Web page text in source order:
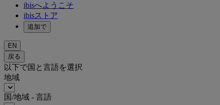
ibisへようこそ
ibisストア
追加で
EN
戻る
以下で国と言語を選択
地域
国/地域 - 言語